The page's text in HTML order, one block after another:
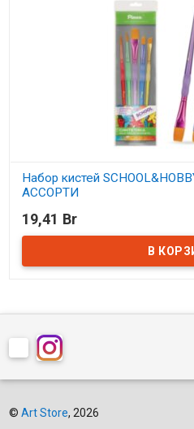
Набор кистей
АССОРТИ
В наличии
19,41 Br
© Art Store, 2026